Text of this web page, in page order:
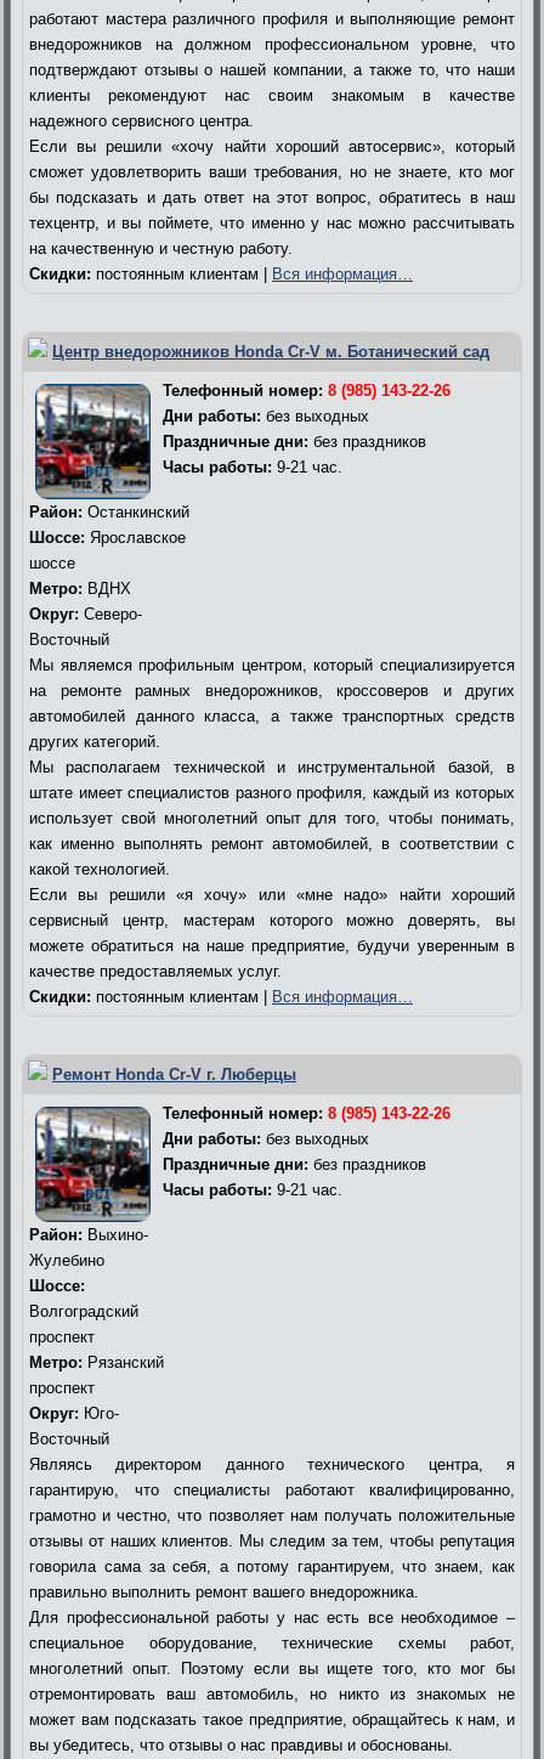
работают мастера различного профиля и выполняющие ремонт
внедорожников на должном профессиональном уровне, что
подтверждают отзывы о нашей компании, а также то, что наши
клиенты рекомендуют нас своим знакомым в качестве
надежного сервисного центра.
Если вы решили «хочу найти хороший автосервис», который
сможет удовлетворить ваши требования, но не знаете, кто мог
бы подсказать и дать ответ на этот вопрос, обратитесь в наш
техцентр, и вы поймете, что именно у нас можно рассчитывать
на качественную и честную работу.
Скидки: постоянным клиентам | Вся информация…
Центр внедорожников Honda Cr-V м. Ботанический сад
Телефонный номер: 8 (985) 143-22-26
Дни работы: без выходных
Праздничные дни: без праздников
Часы работы: 9-21 час.
Район: Останкинский
Шоссе: Ярославское
шоссе
Метро: ВДНХ
Округ: Северо-
Восточный
Мы являемся профильным центром, который специализируется
на ремонте рамных внедорожников, кроссоверов и других
автомобилей данного класса, а также транспортных средств
других категорий.
Мы располагаем технической и инструментальной базой, в
штате имеет специалистов разного профиля, каждый из которых
использует свой многолетний опыт для того, чтобы понимать,
как именно выполнять ремонт автомобилей, в соответствии с
какой технологией.
Если вы решили «я хочу» или «мне надо» найти хороший
сервисный центр, мастерам которого можно доверять, вы
можете обратиться на наше предприятие, будучи уверенным в
качестве предоставляемых услуг.
Скидки: постоянным клиентам | Вся информация…
Ремонт Honda Cr-V г. Люберцы
Телефонный номер: 8 (985) 143-22-26
Дни работы: без выходных
Праздничные дни: без праздников
Часы работы: 9-21 час.
Район: Выхино-
Жулебино
Шоссе:
Волгоградский
проспект
Метро: Рязанский
проспект
Округ: Юго-
Восточный
Являясь директором данного технического центра, я
гарантирую, что специалисты работают квалифицированно,
грамотно и честно, что позволяет нам получать положительные
отзывы от наших клиентов. Мы следим за тем, чтобы репутация
говорила сама за себя, а потому гарантируем, что знаем, как
правильно выполнить ремонт вашего внедорожника.
Для профессиональной работы у нас есть все необходимое –
специальное оборудование, технические схемы работ,
многолетний опыт. Поэтому если вы ищете того, кто мог бы
отремонтировать ваш автомобиль, но никто из знакомых не
может вам подсказать такое предприятие, обращайтесь к нам, и
вы убедитесь, что отзывы о нас правдивы и обоснованы.